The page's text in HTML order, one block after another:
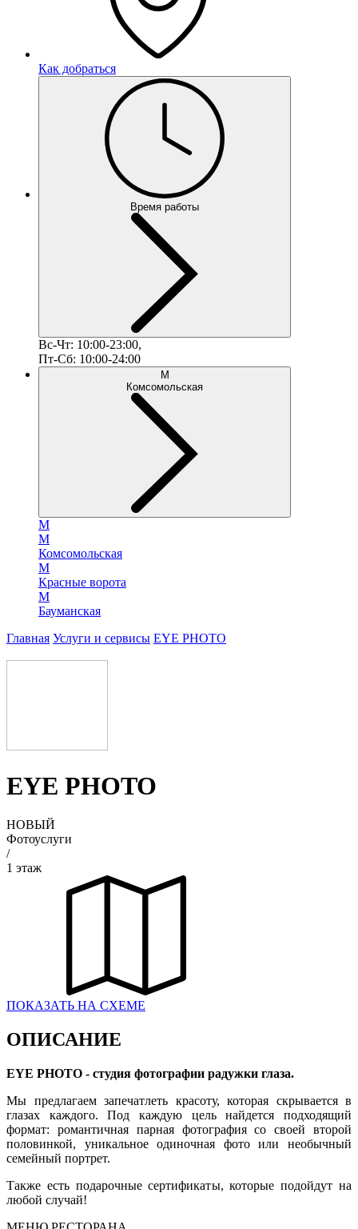
Как добраться
Время работы
Вс-Чт: 10:00-23:00,
Пт-Сб: 10:00-24:00
М
Комсомольская
М
М
Комсомольская
М
Красные ворота
М
Бауманская
Главная Услуги и сервисы EYE PHOTO
EYE PHOTO
НОВЫЙ
Фотоуслуги
/
1 этаж
ПОКАЗАТЬ НА СХЕМЕ
ОПИСАНИЕ
EYE PHOTO - студия фотографии радужки глаза.
Мы предлагаем запечатлеть красоту, которая скрывается в
глазах каждого. Под каждую цель найдется подходящий
формат: романтичная парная фотография со своей второй
половинкой, уникальное одиночная фото или необычный
семейный портрет.
Также есть подарочные сертификаты, которые подойдут на
любой случай!